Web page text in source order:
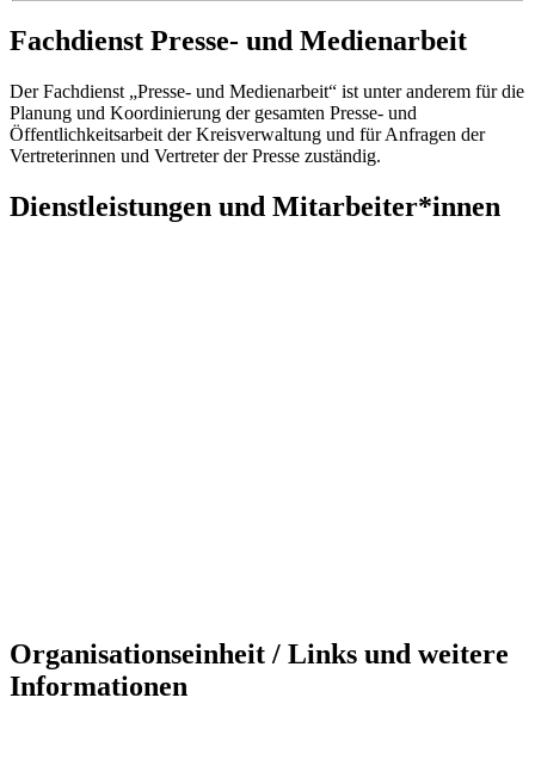
Fachdienst Presse- und Medienarbeit
Der Fachdienst „Presse- und Medienarbeit“ ist unter anderem für die
Planung und Koordinierung der gesamten Presse- und
Öffentlichkeitsarbeit der Kreisverwaltung und für Anfragen der
Vertreterinnen und Vertreter der Presse zuständig.
Dienstleistungen und Mitarbeiter*innen
Organisationseinheit / Links und weitere
Informationen